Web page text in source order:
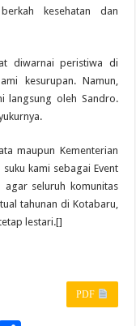
kesehatan dan
diwarnai peristiwa di
kesurupan. Namun,
langsung oleh Sandro.
maupun Kementerian
kami sebagai Event
agar seluruh komunitas
tahunan di Kotabaru,
lestari.[]
PDF